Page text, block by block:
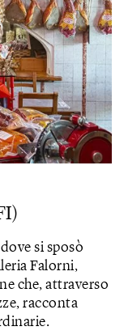
si sposò
Falorni,
che, attraverso
racconta